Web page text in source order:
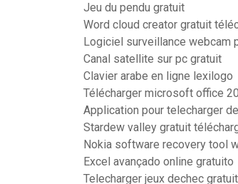
Jeu du pendu gratuit
Word cloud creator gratuit
Logiciel surveillance webcam
Canal satellite sur pc gratuit
Clavier arabe en ligne lexilogo
Télécharger microsoft office
Application pour telecharger
Stardew valley gratuit
Nokia software recovery tool
Excel avançado online gratuito
Telecharger jeux dechec